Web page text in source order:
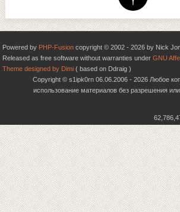
Powered by PHP-Fusion copyright © 2002 - 2026 by Nick
Released as free software without warranties under GNU
Theme designed by Dimi ( based on Ddraig )
Copyright © s1ipk0rn 06.06.2006 - 2026 Любое
использование материалов без разрешения